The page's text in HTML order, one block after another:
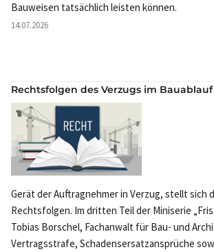
Bauweisen tatsächlich leisten können.
14.07.2026
Rechtsfolgen des Verzugs im Bauablauf
Gerät der Auftragnehmer in Verzug, stellt sich
Rechtsfolgen. Im dritten Teil der Miniserie
Tobias Borschel, Fachanwalt für Bau- und
Vertragsstrafe, Schadensersatzansprüche